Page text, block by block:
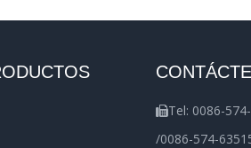
Tel: 0086-
/0086-574-